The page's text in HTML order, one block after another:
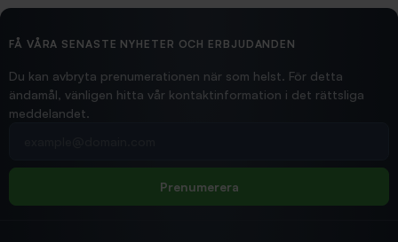
2026/02/19
Hittade exakt vad jag behövde. Snabb och bra...
FÅ VÅRA SENASTE NYHETER OCH ERBJUDANDEN
Du kan avbryta prenumerationen när som helst. För detta
ändamål, vänligen hitta vår kontaktinformation i det rättsliga
meddelandet.
Prenumerera